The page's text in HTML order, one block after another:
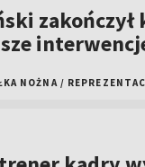
NOŻNA /